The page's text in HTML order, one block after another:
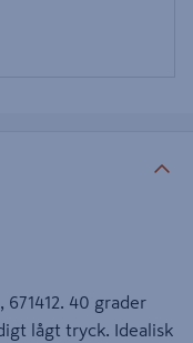
40 grader
lågt tryck. Idealisk